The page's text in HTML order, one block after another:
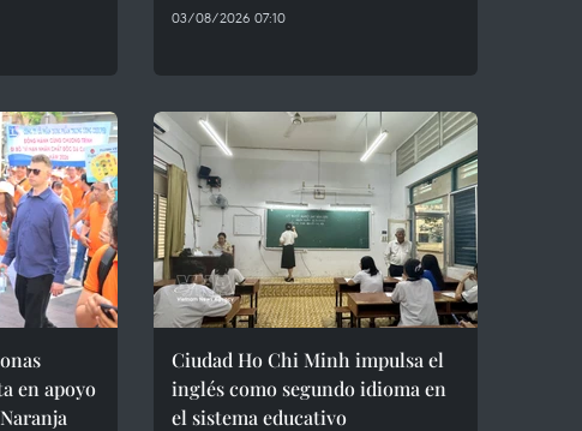
03/08/2026 07:10
en apoyo
Ciudad Ho Chi Minh impulsa el
inglés como segundo idioma en
el sistema educativo